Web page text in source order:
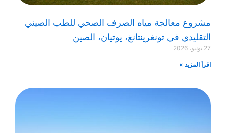
مشروع معالجة مياه الصرف الصحي للطب الصيني
التقليدي في تونغرينتانغ، يوتيان، الصين
27 يونيو، 2026
اقرأ المزيد »